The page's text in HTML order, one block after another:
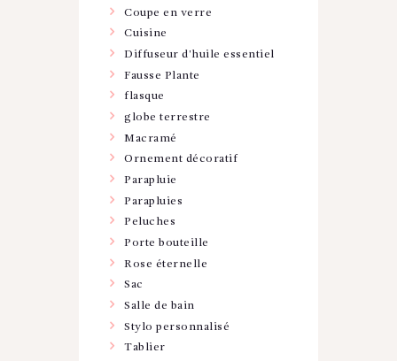
Coupe en verre
Cuisine
Diffuseur d'huile essentiel
Fausse Plante
flasque
globe terrestre
Macramé
Ornement décoratif
Parapluie
Parapluies
Peluches
Porte bouteille
Rose éternelle
Sac
Salle de bain
Stylo personnalisé
Tablier